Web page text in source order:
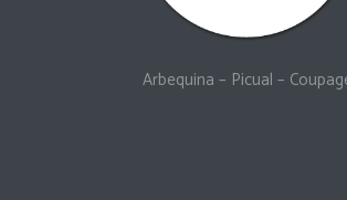
Arbequina – Picual –